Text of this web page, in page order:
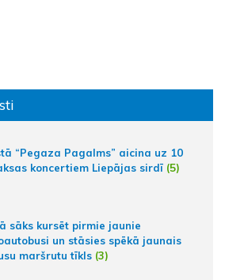
“Pegaza Pagalms” aicina uz 10
koncertiem Liepājas sirdī (5)
sāks kursēt pirmie jaunie
un stāsies spēkā jaunais
maršrutu tīkls (3)